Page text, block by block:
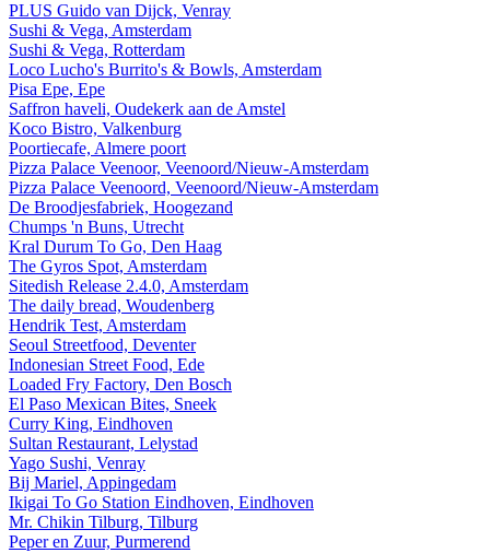
PLUS Guido van Dijck, Venray
Sushi & Vega, Amsterdam
Sushi & Vega, Rotterdam
Loco Lucho's Burrito's & Bowls, Amsterdam
Pisa Epe, Epe
Saffron haveli, Oudekerk aan de Amstel
Koco Bistro, Valkenburg
Poortiecafe, Almere poort
Pizza Palace Veenoor, Veenoord/Nieuw-Amsterdam
Pizza Palace Veenoord, Veenoord/Nieuw-Amsterdam
De Broodjesfabriek, Hoogezand
Chumps 'n Buns, Utrecht
Kral Durum To Go, Den Haag
The Gyros Spot, Amsterdam
Sitedish Release 2.4.0, Amsterdam
The daily bread, Woudenberg
Hendrik Test, Amsterdam
Seoul Streetfood, Deventer
Indonesian Street Food, Ede
Loaded Fry Factory, Den Bosch
El Paso Mexican Bites, Sneek
Curry King, Eindhoven
Sultan Restaurant, Lelystad
Yago Sushi, Venray
Bij Mariel, Appingedam
Ikigai To Go Station Eindhoven, Eindhoven
Mr. Chikin Tilburg, Tilburg
Peper en Zuur, Purmerend